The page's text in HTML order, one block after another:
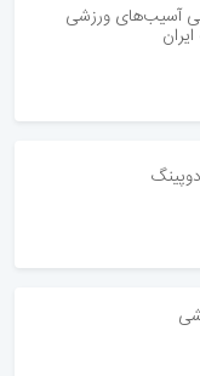
آسیب‌های ورزشی